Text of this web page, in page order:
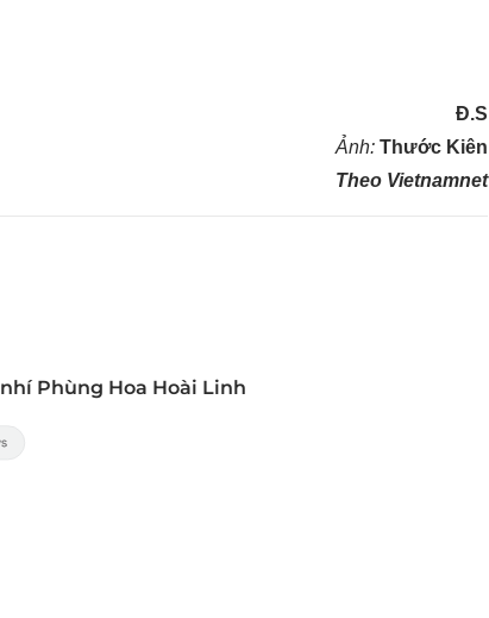
Đ.S
Ảnh: Thước Kiên
Theo Vietnamnet
Phùng Hoa Hoài Linh